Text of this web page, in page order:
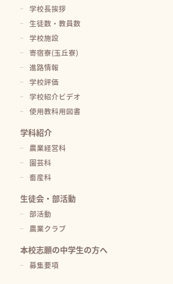
学校長挨拶
生徒数・教員数
学校施設
寄宿寮(玉丘寮)
進路情報
学校評価
学校紹介ビデオ
使用教科用図書
学科紹介
農業経営科
園芸科
畜産科
生徒会・部活動
部活動
農業クラブ
本校志願の中学生の方へ
募集要項